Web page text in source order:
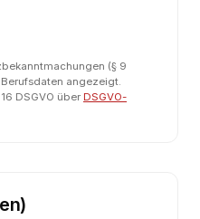
(§ 9
angezeigt.
DSGVO über DSGVO-